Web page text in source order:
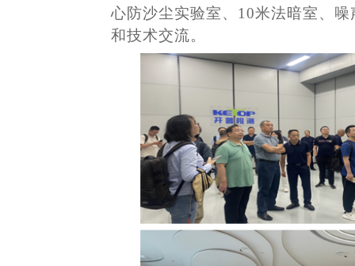
心防沙尘实验室、 10米法暗室、
和技术交流。